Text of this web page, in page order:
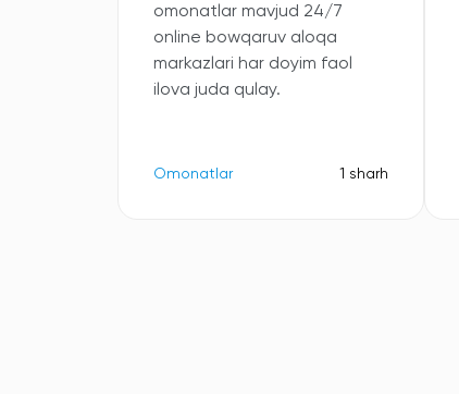
omonatlar mavjud 24/7
online bowqaruv aloqa
markazlari har doyim faol
ilova juda qulay.
Omonatlar 1 sharh